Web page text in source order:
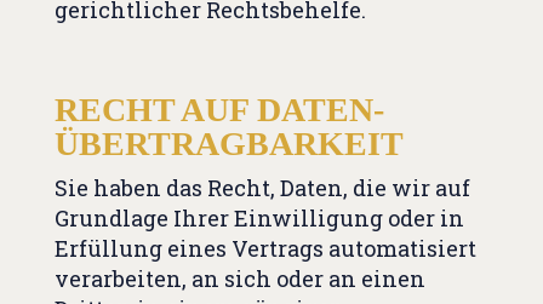
gerichtlicher Rechtsbehelfe.
RECHT AUF DATEN­
ÜBERTRAG­BARKEIT
Sie haben das Recht, Daten, die wir auf
Grundlage Ihrer Einwilligung oder in
Erfüllung eines Vertrags automatisiert
verarbeiten, an sich oder an einen